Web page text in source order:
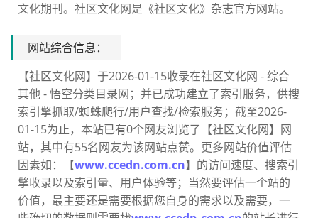
文化期刊。社区文化网是《社区文化》杂志官方网站。
网站综合信息：
【社区文化网】于2026-01-15收录在社区文化网 - 综合
其他 - 悟空分类目录网；并已成功建立了索引服务，供搜
索引擎抓取/蜘蛛爬行/用户查找/检索服务；截至2026-
01-15为止，本站已有0个网友浏览了【社区文化网】网
站，其中有55名网友为该网站点赞。更多网站价值评估
因素如：【www.ccedn.com.cn】的访问速度、搜索引
擎收录以及索引量、用户体验等；当然要评估一个站的
价值，最主要还是需要根据您自身的需求以及需要，一